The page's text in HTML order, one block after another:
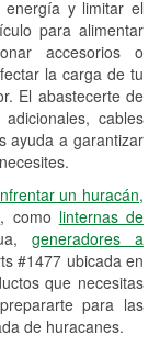
energía y limitar el
para alimentar
accesorios o
la carga de tu
El abastecerte de
cables
ayuda a garantizar
un huracán,
, como linternas de
generadores a
#1477 ubicada en
que necesitas
para las
de huracanes.